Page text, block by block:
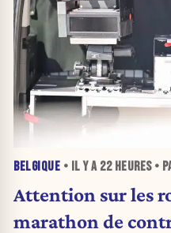
BELGIQUE • IL Y A 22 HEURES•
Attention sur les
marathon de